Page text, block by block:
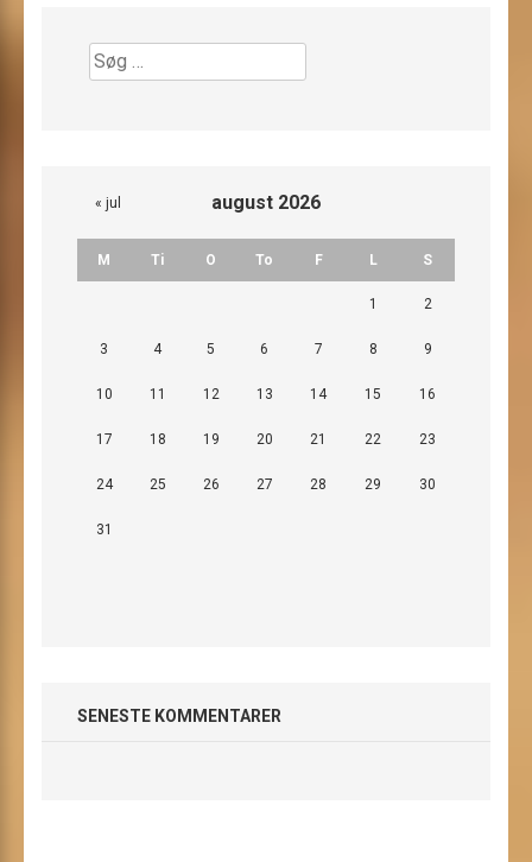
Søg
efter:
august 2026
M Ti O To F L S
1 2
3 4 5 6 7 8 9
10 11 12 13 14 15 16
17 18 19 20 21 22 23
24 25 26 27 28 29 30
31
« jul
SENESTE KOMMENTARER